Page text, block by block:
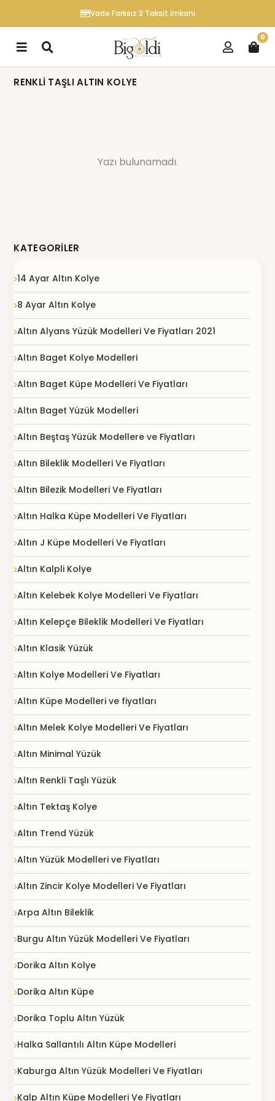
Vade Farksız 3 Taksit İmkanı
0
RENKLI TAŞLI ALTIN KOLYE
Yazı bulunamadı.
KATEGORILER
14 Ayar Altın Kolye
8 Ayar Altın Kolye
Altın Alyans Yüzük Modelleri Ve Fiyatları 2021
Altın Baget Kolye Modelleri
Altın Baget Küpe Modelleri Ve Fiyatları
Altın Baget Yüzük Modelleri
Altın Beştaş Yüzük Modellere ve Fiyatları
Altın Bileklik Modelleri Ve Fiyatları
Altın Bilezik Modelleri Ve Fiyatları
Altın Halka Küpe Modelleri Ve Fiyatları
Altın J Küpe Modelleri Ve Fiyatları
Altın Kalpli Kolye
Altın Kelebek Kolye Modelleri Ve Fiyatları
Altın Kelepçe Bileklik Modelleri Ve Fiyatları
Altın Klasik Yüzük
Altın Kolye Modelleri Ve Fiyatları
Altın Küpe Modelleri ve fiyatları
Altın Melek Kolye Modelleri Ve Fiyatları
Altın Minimal Yüzük
Altın Renkli Taşlı Yüzük
Altın Tektaş Kolye
Altın Trend Yüzük
Altın Yüzük Modelleri ve Fiyatları
Altın Zincir Kolye Modelleri Ve Fiyatları
Arpa Altın Bileklik
Burgu Altın Yüzük Modelleri Ve Fiyatları
Dorika Altın Kolye
Dorika Altın Küpe
Dorika Toplu Altın Yüzük
Halka Sallantılı Altın Küpe Modelleri
Kaburga Altın Yüzük Modelleri Ve Fiyatları
Kalp Altın Küpe Modelleri Ve Fiyatları